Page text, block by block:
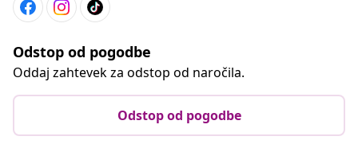
Odstop od pogodbe
Oddaj zahtevek za odstop od naročila.
Odstop od pogodbe